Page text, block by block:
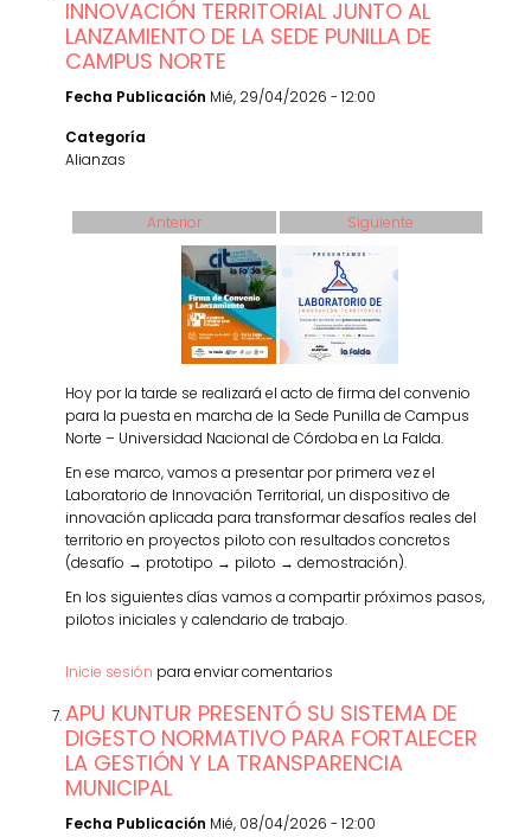
INNOVACIÓN TERRITORIAL JUNTO AL
LANZAMIENTO DE LA SEDE PUNILLA DE
CAMPUS NORTE
Fecha Publicación Mié, 29/04/2026 - 12:00
Categoría
Alianzas
Anterior Siguiente
Hoy por la tarde se realizará el acto de firma del convenio
para la puesta en marcha de la Sede Punilla de Campus
Norte – Universidad Nacional de Córdoba en La Falda.
En ese marco, vamos a presentar por primera vez el
Laboratorio de Innovación Territorial, un dispositivo de
innovación aplicada para transformar desafíos reales del
territorio en proyectos piloto con resultados concretos
(desafío → prototipo → piloto → demostración).
En los siguientes días vamos a compartir próximos pasos,
pilotos iniciales y calendario de trabajo.
Inicie sesión para enviar comentarios
APU KUNTUR PRESENTÓ SU SISTEMA DE
DIGESTO NORMATIVO PARA FORTALECER
LA GESTIÓN Y LA TRANSPARENCIA
MUNICIPAL
Fecha Publicación Mié, 08/04/2026 - 12:00